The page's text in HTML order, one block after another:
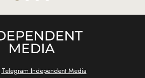
Telegram Independent Media